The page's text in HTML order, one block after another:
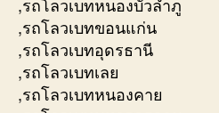
,รถโลวเบทขอนแก่น
,รถโลวเบทอุดรธานี
,รถโลวเบทเลย
,รถโลวเบทหนองคาย